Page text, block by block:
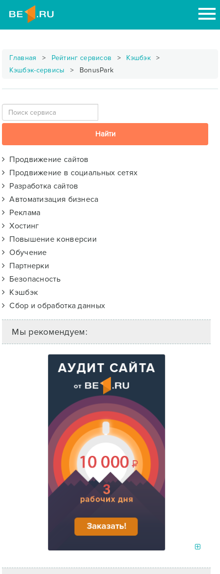
Главная Рейтинг сервисов
Кэшбэк
Кэшбэк-сервисы
BonusPark
Продвижение сайтов
Продвижение в социальных сетях
Разработка сайтов
Автоматизация бизнеса
Реклама
Хостинг
Повышение конверсии
Обучение
Партнерки
Безопасность
Кэшбэк
Сбор и обработка данных
Мы рекомендуем: